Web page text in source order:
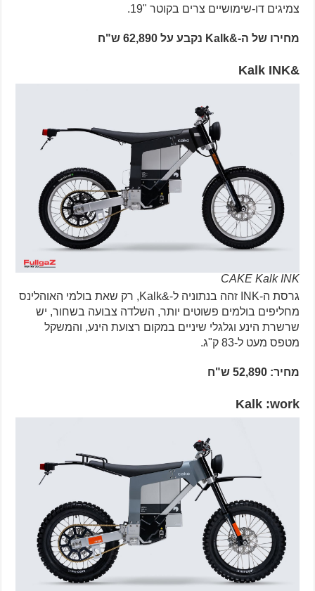
צמיגים דו-שימושיים צרים בקוטר "19.
מחירו של ה-&Kalk נקבע על 62,890 ש"ח
&Kalk INK
CAKE Kalk INK
גרסת ה-INK זהה בנתוניה ל-&Kalk, רק שאת בולמי האוהלינס
מחליפים בולמים פשוטים יותר, השלדה צבועה בשחור, יש
שרשרת הינע וגלגלי שיניים במקום רצועת הינע, והמשקל
מטפס מעט ל-83 ק"ג.
מחיר: 52,890 ש"ח
Kalk :work